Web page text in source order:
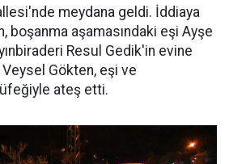
meydana geldi. İddiaya
boşanma aşamasındaki eşi Ayşe
Resul Gedik'in evine
Gökten, eşi ve
ateş etti.